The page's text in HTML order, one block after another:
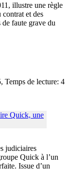
illustre une règle
contrat et des
de faute grave du
, Temps de lecture: 4
judiciaires
Quick à l’un
Issue d’un